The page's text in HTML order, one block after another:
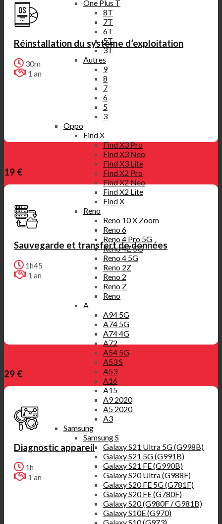
One Plus T
8T
7T
6T
5T
3T
Autres
9
8
7
6
5
3
Oppo
Find X
Find X3 Pro
Find X3 Neo
Find X3 Lite
Find X2 Pro
Find X2 Neo
Find X2 Lite
Find X
Reno
Reno 10 X Zoom
Reno 6
Reno 4 Pro 5G
Reno 4Z 5G
Reno 4 5G
Reno 2Z
Reno 2
Reno Z
Reno
A
A94 5G
A74 5G
A74 4G
A72
A54 5G
A53 S
A53
A16
A15
A9 2020
A5 2020
A3
Samsung
Samsung S
Galaxy S21 Ultra 5G (G998B)
Galaxy S21 5G (G991B)
Galaxy S21 FE (G990B)
Galaxy S20 Ultra (G988F)
Galaxy S20 FE 5G (G781F)
Galaxy S20 FE (G780F)
Galaxy S20 (G980F / G981B)
Galaxy S10E (G970)
Réinstallation du système d’exploitation
30m
1 an
19 €
Sauvegarde et transfert de données
1h45
1 an
29 €
Diagnostic appareil
1h
1 an